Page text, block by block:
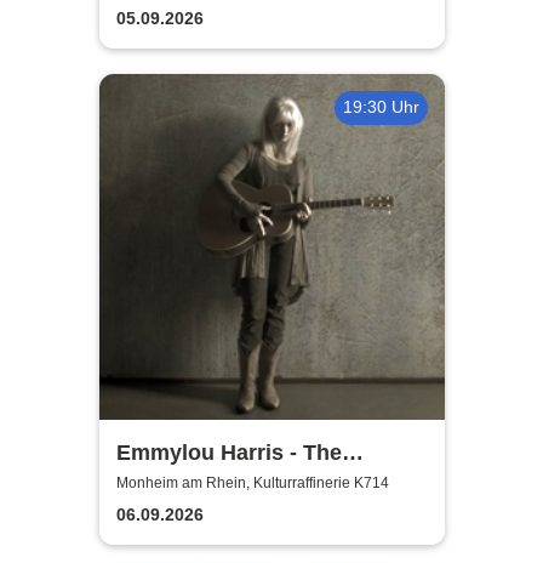
05.09.2026
19:30 Uhr
Emmylou Harris - The
European Farewell Tour
Monheim am Rhein, Kulturraffinerie K714
06.09.2026